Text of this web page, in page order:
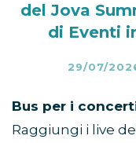
del Jova
di Eventi
29/07/
Bus per i
Raggiungi i live